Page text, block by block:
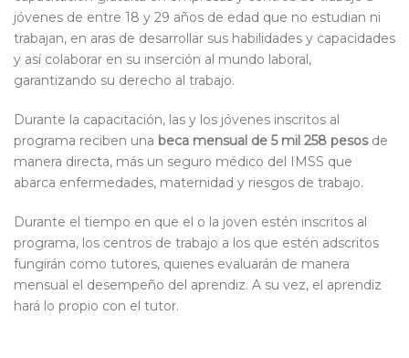
jóvenes de entre 18 y 29 años de edad que no estudian ni
trabajan, en aras de desarrollar sus habilidades y capacidades
y así colaborar en su inserción al mundo laboral,
garantizando su derecho al trabajo.
Durante la capacitación, las y los jóvenes inscritos al
programa reciben una beca mensual de 5 mil 258 pesosde
manera directa, más un seguro médico del IMSS que
abarca enfermedades, maternidad y riesgos de trabajo.
Durante el tiempo en que el o la joven estén inscritos al
programa, los centros de trabajo a los que estén adscritos
fungirán como tutores, quienes evaluarán de manera
mensual el desempeño del aprendiz. A su vez, el aprendiz
hará lo propio con el tutor.